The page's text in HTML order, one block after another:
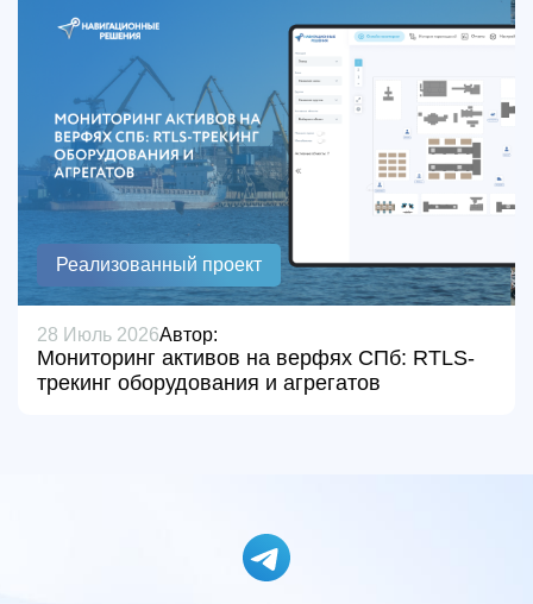
Реализованный проект
28 Июль 2026Автор:
Мониторинг активов на верфях СПб: RTLS-
трекинг оборудования и агрегатов